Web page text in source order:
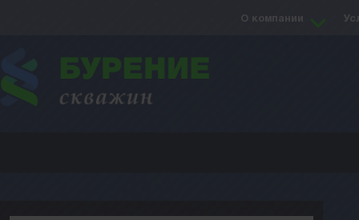
О компании